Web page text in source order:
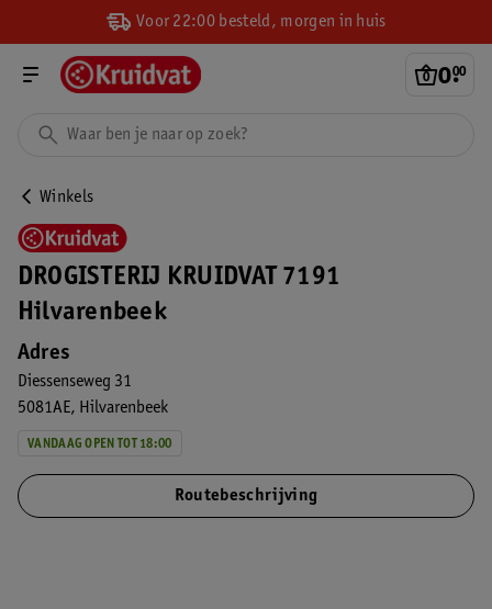
Voor 22:00 besteld, morgen in huis
0.
00
Winkels
DROGISTERIJ KRUIDVAT 7191
Hilvarenbeek
Adres
Diessenseweg 31
5081AE
Hilvarenbeek
VANDAAG OPEN TOT 18:00
Routebeschrijving